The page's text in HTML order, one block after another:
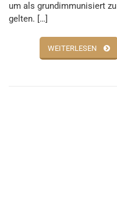
um als grundimmunisiert zu
gelten. […]
WEITERLESEN